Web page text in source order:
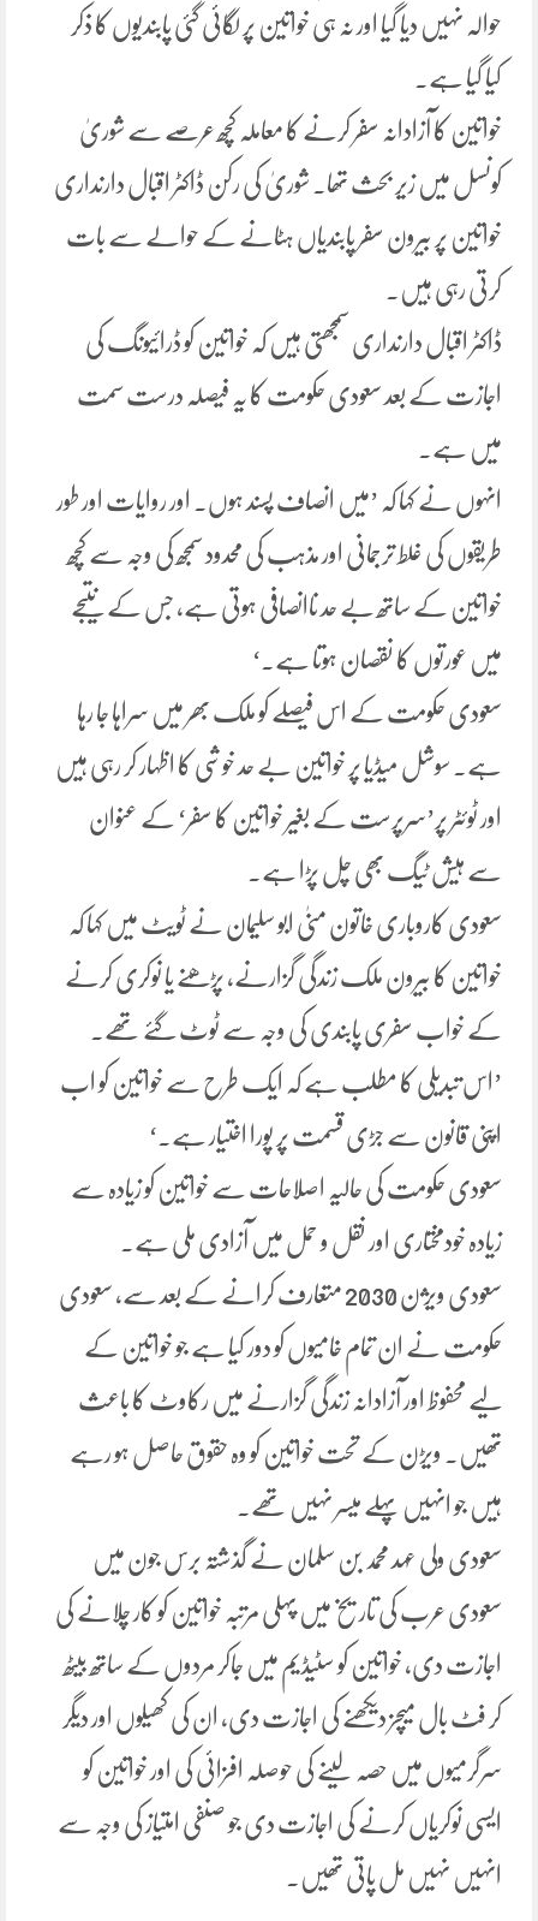
حوالہ نہیں دیا گیا اور نہ ہی خواتین پر لگائی گئی پابندیوں کا ذکر
کیا گیا ہے۔
خواتین کا آزادانہ سفر کرنے کا معاملہ کچھ عرصے سے شوریٰ
کونسل میں زیر بحث تھا۔ شوریٰ کی رکن ڈاکٹر اقبال دارنداری
خواتین پر بیرون سفر پابندیاں ہٹانے کے حوالے سے بات
کرتی رہی ہیں۔
ڈاکٹر اقبال دارنداری سمجھتی ہیں کہ خواتین کو ڈرائیونگ کی
اجازت کے بعد سعودی حکومت کا یہ فیصلہ درست سمت
میں ہے۔
انہوں نے کہا کہ ’میں انصاف پسند ہوں۔ اور روایات اور طور
طریقوں کی غلط ترجمانی اور مذہب کی محدود سمجھ کی وجہ سے کچھ
خواتین کے ساتھ بے حد ناانصافی ہوتی ہے، جس کے نتیجے
میں عورتوں کا نقصان ہوتا ہے۔‘
سعودی حکومت کے اس فیصلے کو ملک بھر میں سراہا جا رہا
ہے۔ سوشل میڈیا پر خواتین بے حد خوشی کا اظہار کر رہی ہیں
اور ٹوئٹر پر’سرپرست کے بغیر خواتین کا سفر‘ کے عنوان
سے ہیش ٹیگ بھی چل پڑا ہے۔
سعودی کاروباری خاتون منیٰ ابو سلیمان نے ٹویٹ میں کہا کہ
خواتین کا بیرون ملک زندگی گزارنے، پڑھنے یا نوکری کرنے
کے خواب سفری پابندی کی وجہ سے ٹوٹ گئے تھے۔
’اس تبدیلی کا مطلب ہے کہ ایک طرح سے خواتین کو اب
اپنی قانون سے جڑی قسمت پر پورا اختیار ہے۔‘
سعودی حکومت کی حالیہ اصلاحات سے خواتین کو زیادہ سے
زیادہ خودمختاری اور نقل و حمل میں آزادی ملی ہے۔
سعودی ویژن 2030 متعارف کرانے کے بعد سے، سعودی
حکومت نے ان تمام خامیوں کو دور کیا ہے جو خواتین کے
لیے محفوظ اور آزادانہ زندگی گزارنے میں رکاوٹ کا باعث
تھیں۔ ویڑن کے تحت خواتین کو وہ حقوق حاصل ہو رہے
ہیں جو انہیں پہلے میسر نہیں تھے۔
سعودی ولی عہد محمد بن سلمان نے گذشتہ برس جون میں
سعودی عرب کی تاریخ میں پہلی مرتبہ خواتین کو کار چلانے کی
اجازت دی، خواتین کو سٹیڈیم میں جاکر مردوں کے ساتھ بیٹھ
کر فٹ بال میچز دیکھنے کی اجازت دی، ان کی کھیلوں اور دیگر
سرگرمیوں میں حصہ لینے کی حوصلہ افزائی کی اور خواتین کو
ایسی نوکریاں کرنے کی اجازت دی جو صنفی امتیاز کی وجہ سے
انہیں نہیں مل پاتی تھیں۔